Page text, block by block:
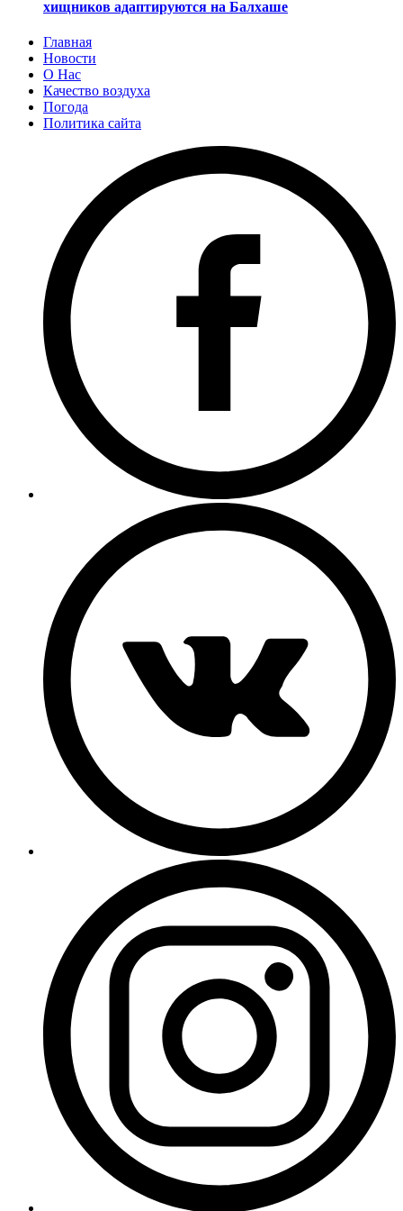
хищников адаптируются на Балхаше
Главная
Новости
О Нас
Качество воздуха
Погода
Политика сайта